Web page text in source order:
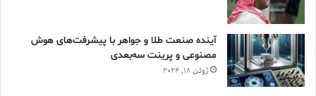
آینده صنعت طلا و جواهر با پیشرفت‌های هوش
مصنوعی و پرینت سه‌بعدی
ژوئن 18, 2024